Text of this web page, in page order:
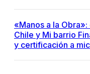
«Manos a la
Chile y Mi barrio
y certificación a